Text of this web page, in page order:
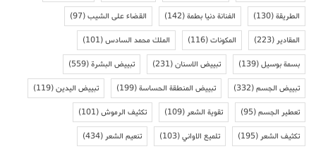
الطريقة(130) الفنانة دنيا بطمة(142) القضاء على الشيب(97)
المقادير(223) المكونات(116) الملك محمد السادس(101)
بسمة بوسيل(139) تبييض الاسنان(231) تبييض البشرة(559)
تبييض الجسم(332) تبييض المنطقة الحساسة(199) تبييض اليدين(119)
تعطير الجسم(95) تقوية الشعر(109) تكثيف الرموش(101)
تكثيف الشعر(195) تلميع الاواني(103) تنعيم الشعر(434)